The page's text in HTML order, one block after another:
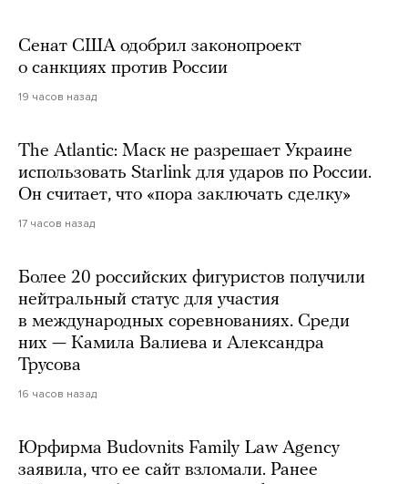
Сенат США одобрил законопроект
о санкциях против России
19 часов назад
The Atlantic: Маск не разрешает Украине
использовать Starlink для ударов по России.
Он считает, что «пора заключать сделку»
17 часов назад
Более 20 российских фигуристов получили
нейтральный статус для участия
в международных соревнованиях. Среди
них — Камила Валиева и Александра
Трусова
16 часов назад
Юрфирма Budovnits Family Law Agency
заявила, что ее сайт взломали. Ранее